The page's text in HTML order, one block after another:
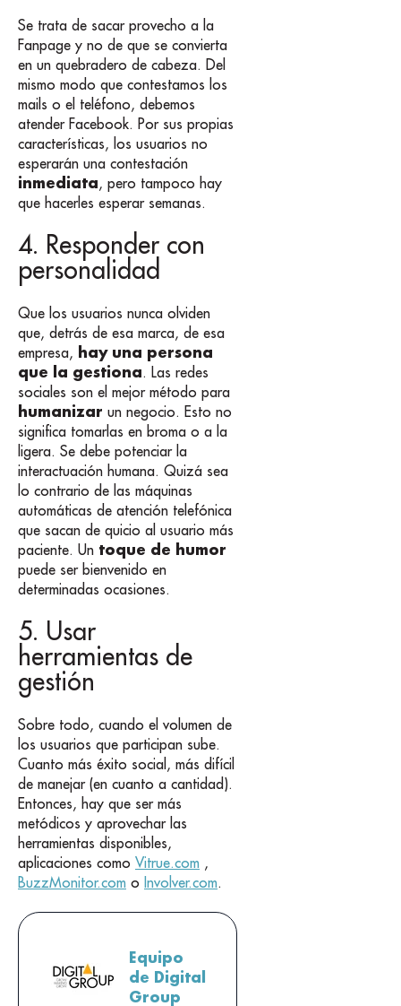
Se trata de sacar provecho a la
Fanpage y no de que se convierta
en un quebradero de cabeza. Del
mismo modo que contestamos los
mails o el teléfono, debemos
atender Facebook. Por sus propias
características, los usuarios no
esperarán una contestación
inmediata, pero tampoco hay
que hacerles esperar semanas.
4. Responder con
personalidad
Que los usuarios nunca olviden
que, detrás de esa marca, de esa
empresa, hay una persona
que la gestiona. Las redes
sociales son el mejor método para
humanizar un negocio. Esto no
significa tomarlas en broma o a la
ligera. Se debe potenciar la
interactuación humana. Quizá sea
lo contrario de las máquinas
automáticas de atención telefónica
que sacan de quicio al usuario más
paciente. Un toque de humor
puede ser bienvenido en
determinadas ocasiones.
5. Usar
herramientas de
gestión
Sobre todo, cuando el volumen de
los usuarios que participan sube.
Cuanto más éxito social, más difícil
de manejar (en cuanto a cantidad).
Entonces, hay que ser más
metódicos y aprovechar las
herramientas disponibles,
aplicaciones como Vitrue.com ,
BuzzMonitor.com o Involver.com.
Equipo
de Digital
Group